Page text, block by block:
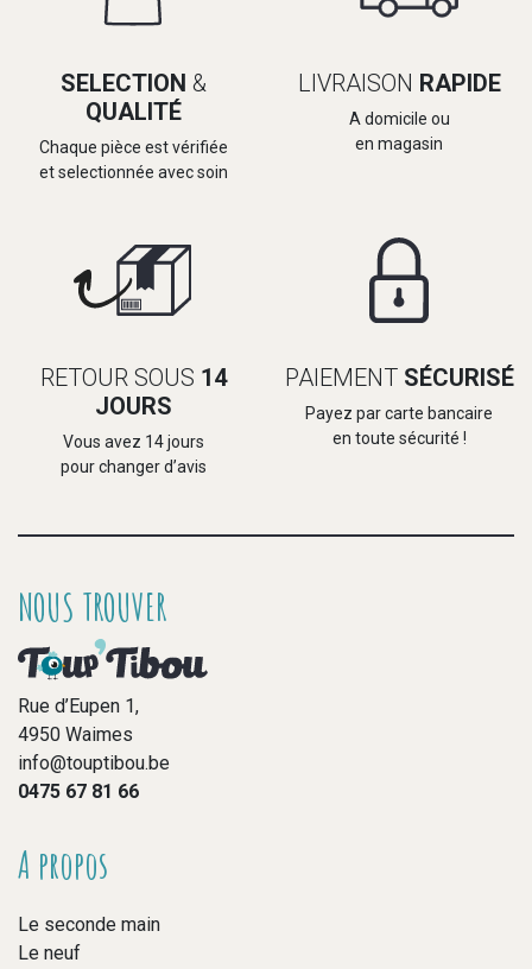
SELECTION &
QUALITÉ
Chaque pièce est vérifiée
et selectionnée avec soin
LIVRAISON RAPIDE
A domicile ou
en magasin
RETOUR SOUS 14
JOURS
Vous avez 14 jours
pour changer d’avis
PAIEMENT SÉCURISÉ
Payez par carte bancaire
en toute sécurité !
NOUS TROUVER
Rue d’Eupen 1,
4950 Waimes
info@touptibou.be
0475 67 81 66
A propos
Le seconde main
Le neuf